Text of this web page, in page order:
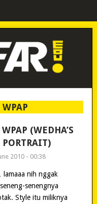
WPAP
(WEDHA’S
PORTRAIT)
2010 - 00:38
nih nggak
senengnya
Style itu miliknya